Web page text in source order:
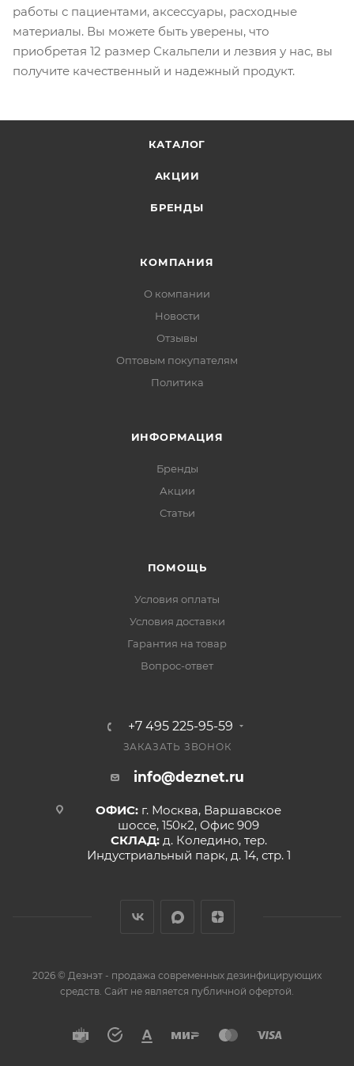
работы с пациентами, аксессуары, расходные
материалы. Вы можете быть уверены, что
приобретая 12 размер Скальпели и лезвия у нас, вы
получите качественный и надежный продукт.
КАТАЛОГ
АКЦИИ
БРЕНДЫ
КОМПАНИЯ
О компании
Новости
Отзывы
Оптовым покупателям
Политика
ИНФОРМАЦИЯ
Бренды
Акции
Статьи
ПОМОЩЬ
Условия оплаты
Условия доставки
Гарантия на товар
Вопрос-ответ
+7 495 225-95-59
ЗАКАЗАТЬ ЗВОНОК
info@deznet.ru
ОФИС: г. Москва, Варшавское
шоссе, 150к2, Офис 909
СКЛАД: д. Коледино, тер.
Индустриальный парк, д. 14, стр. 1
2026 © Дезнэт - продажа современных дезинфицирующих
средств. Сайт не является публичной офертой.